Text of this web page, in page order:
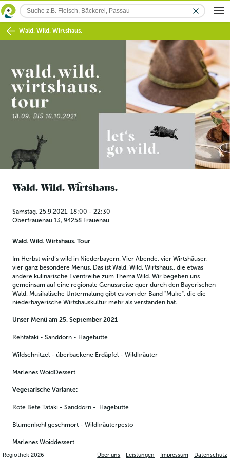
Wald. Wild. Wirtshaus.
Wald. Wild. Wirtshaus.
Samstag, 25.9.2021, 18:00 - 22:30
Oberfrauenau 13, 94258 Frauenau
Wald. Wild. Wirtshaus. Tour
Im Herbst wird’s wild in Niederbayern. Vier Abende, vier Wirtshäuser,
vier ganz besondere Menüs. Das ist Wald. Wild. Wirtshaus., die etwas
andere kulinarische Eventreihe zum Thema Wild. Wir begeben uns
gemeinsam auf eine regionale Genussreise quer durch den Bayerischen
Wald. Musikalische Untermalung gibt es von der Band "Muke", die die
niederbayerische Wirtshauskultur mehr als verstanden hat.
Unser Menü am 25. September 2021
Rehtataki - Sanddorn - Hagebutte
Wildschnitzel - überbackene Erdäpfel - Wildkräuter
Marlenes WoidDessert
Vegetarische Variante:
Rote Bete Tataki - Sanddorn -  Hagebutte
Blumenkohl geschmort - Wildkräuterpesto
Marlenes Woiddessert
Regiothek2026 Über uns Leistungen Impressum Datenschutz